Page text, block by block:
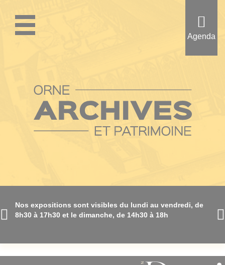
contenu
Agenda
Nos expositions sont visibles du lundi au vendredi, de
8h30 à 17h30 et le dimanche, de 14h30 à 18h